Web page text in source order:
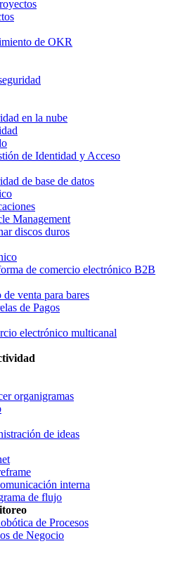
de OKR
en la nube
de Identidad y Acceso
de base de datos
Management
discos duros
de comercio electrónico B2B
venta para bares
de Pagos
electrónico multicanal
organigramas
de ideas
interna
de flujo
de Procesos
de Negocio